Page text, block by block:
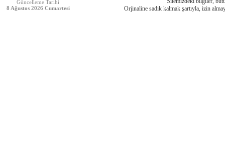
Güncelleme Tarihi
8 Ağustos 2026 Cumartesi
Orjinaline sadık kalmak şartıyla, izin